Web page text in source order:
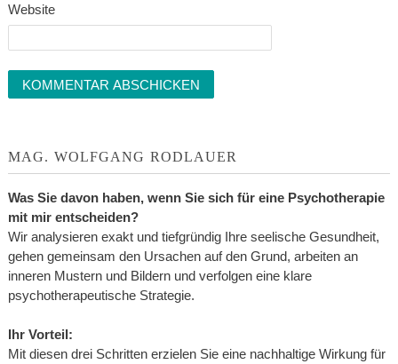
Website
MAG. WOLFGANG RODLAUER
Was Sie davon haben, wenn Sie sich für eine Psychotherapie
mit mir entscheiden?
Wir analysieren exakt und tiefgründig Ihre seelische Gesundheit,
gehen gemeinsam den Ursachen auf den Grund, arbeiten an
inneren Mustern und Bildern und verfolgen eine klare
psychotherapeutische Strategie.
Ihr Vorteil:
Mit diesen drei Schritten erzielen Sie eine nachhaltige Wirkung für